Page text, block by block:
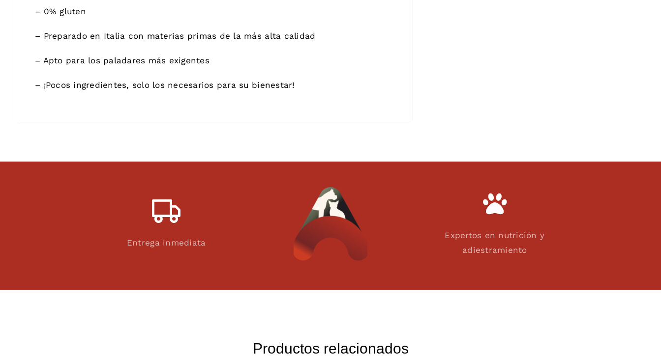
– 0% gluten
– Preparado en Italia con materias primas de la más alta calidad
– Apto para los paladares más exigentes
– ¡Pocos ingredientes, solo los necesarios para su bienestar!
Entrega inmediata
Expertos en nutrición y
adiestramiento
Productos relacionados